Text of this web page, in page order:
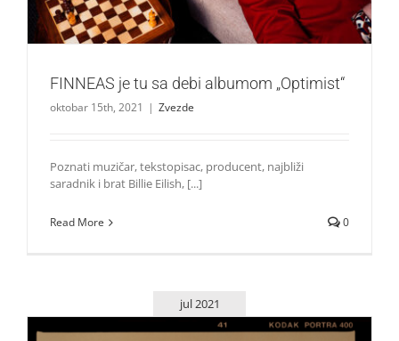
FINNEAS je tu sa debi albumom „Optimist“
oktobar 15th, 2021 | Zvezde
Poznati muzičar, tekstopisac, producent, najbliži
saradnik i brat Billie Eilish, [...]
Read More 0
jul 2021